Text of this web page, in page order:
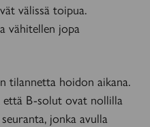
välissä toipua.
vähitellen jopa
tilannetta hoidon aikana.
että B-solut ovat nollilla
jonka avulla